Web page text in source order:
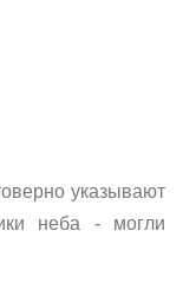
указывают
неба - могли